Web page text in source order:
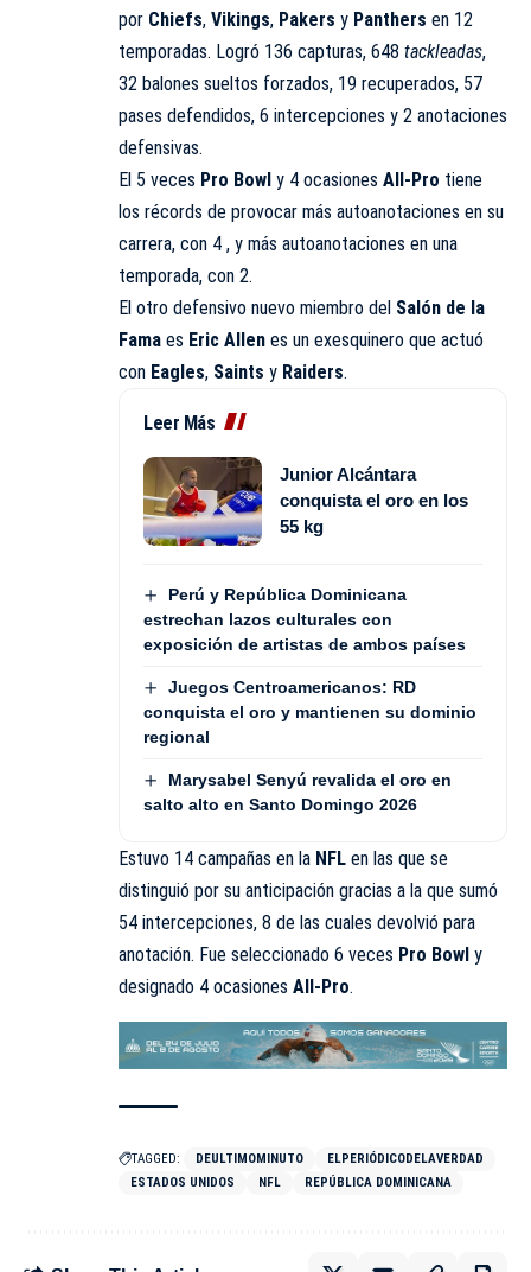
por Chiefs, Vikings, Pakers y Panthers en 12
temporadas. Logró 136 capturas, 648 tackleadas,
32 balones sueltos forzados, 19 recuperados, 57
pases defendidos, 6 intercepciones y 2 anotaciones
defensivas.
El 5 veces Pro Bowl y 4 ocasiones All-Pro tiene
los récords de provocar más autoanotaciones en su
carrera, con 4 , y más autoanotaciones en una
temporada, con 2.
El otro defensivo nuevo miembro del Salón de la
Fama es Eric Allen es un exesquinero que actuó
con Eagles, Saints y Raiders.
Leer Más
Junior Alcántara
conquista el oro en los
55 kg
Perú y República Dominicana
estrechan lazos culturales con
exposición de artistas de ambos países
Juegos Centroamericanos: RD
conquista el oro y mantienen su dominio
regional
Marysabel Senyú revalida el oro en
salto alto en Santo Domingo 2026
Estuvo 14 campañas en la NFL en las que se
distinguió por su anticipación gracias a la que sumó
54 intercepciones, 8 de las cuales devolvió para
anotación. Fue seleccionado 6 veces Pro Bowl y
designado 4 ocasiones All-Pro.
TAGGED: DEULTIMOMINUTO
ELPERIÓDICODELAVERDAD
ESTADOS UNIDOS
NFL REPÚBLICA DOMINICANA